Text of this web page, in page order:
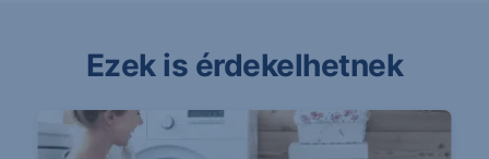
Ezek is érdekelhetnek